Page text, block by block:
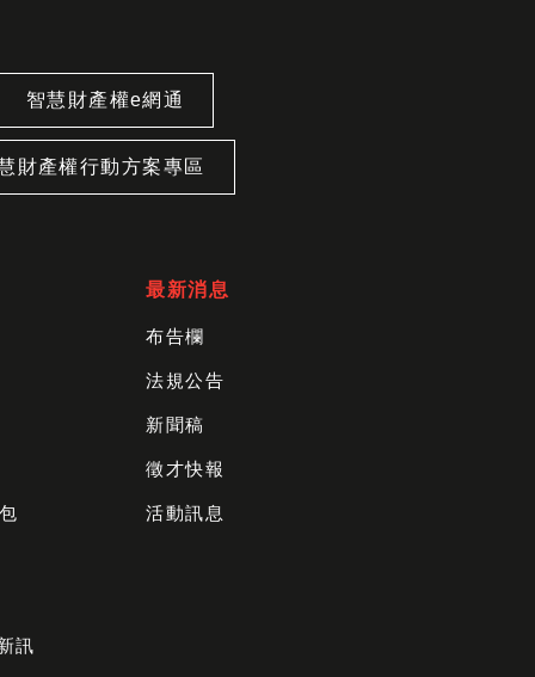
智慧財產權e網通
財產權行動方案專區
訊
最新消息
布告欄
法規公告
新聞稿
徵才快報
活動訊息